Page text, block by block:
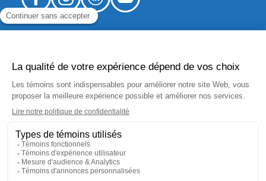
local CS-012
Saint-Eustache (Québec) J7R 5B1
fondation.hse@ssss.gouv.qc.ca
No organisme de bienfaisance :
10183 5445 RR0001